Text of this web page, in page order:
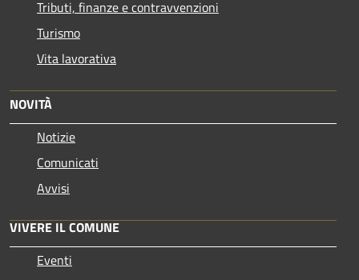
Tributi, finanze e contravvenzioni
Turismo
Vita lavorativa
NOVITÀ
Notizie
Comunicati
Avvisi
VIVERE IL COMUNE
Eventi